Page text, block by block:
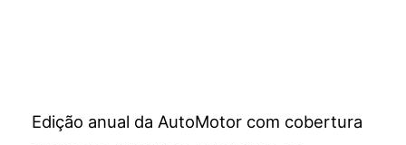
Edição anual da AutoMotor com cobertura